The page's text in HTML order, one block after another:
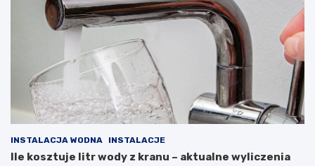
INSTALACJA WODNA INSTALACJE
Ile kosztuje litr wody z kranu – aktualne wyliczenia